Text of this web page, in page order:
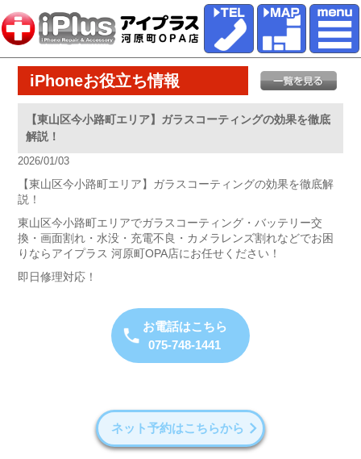
iPhoneお役立ち情報
【東山区今小路町エリア】ガラスコーティングの効果を徹底
解説！
2026/01/03
【東山区今小路町エリア】ガラスコーティングの効果を徹底解
説！
東山区今小路町エリアでガラスコーティング・バッテリー交
換・画面割れ・水没・充電不良・カメラレンズ割れなどでお困
りならアイプラス 河原町OPA店にお任せください！
即日修理対応！
お電話はこちら
075-748-1441
ネット予約はこちらから